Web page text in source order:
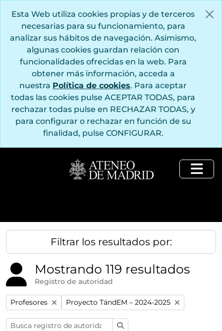
Esta Web utiliza cookies propias y de terceros
necesarias para su funcionamiento, para
analizar sus hábitos de navegación. Asimismo,
algunas cookies guardan relación con
funcionalidades ofrecidas en la web. Para
obtener más información, acceda a
nuestra Política de cookies. Para aceptar
todas las cookies pulse ACEPTAR TODAS, para
rechazar todas pulse en RECHAZAR TODAS, y
para configurar o rechazar en función de su
finalidad, pulse CONFIGURAR.
Filtrar los resultados por:
Mostrando 119 resultados
Registro de autoridad
Remove filter:
Profesores Remove filter:
Proyecto TándEM – 2024-2025